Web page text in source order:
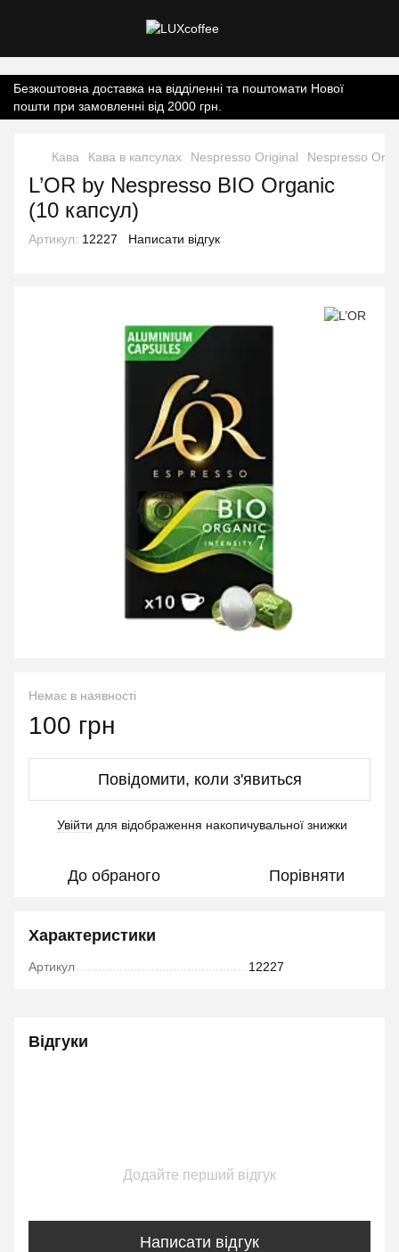
Безкоштовна доставка на відділенні та поштомати Нової
пошти при замовленні від 2000 грн.
Кава Кава в капсулах Nespresso Original Nespresso
L’OR by Nespresso BIO Organic
(10 капсул)
Артикул: 12227 Написати відгук
Немає в наявності
100 грн
Повідомити, коли з'явиться
Увійти для відображення накопичувальної знижки
До обраного Порівняти
Характеристики
Артикул 12227
Відгуки
Додайте перший відгук
Написати відгук